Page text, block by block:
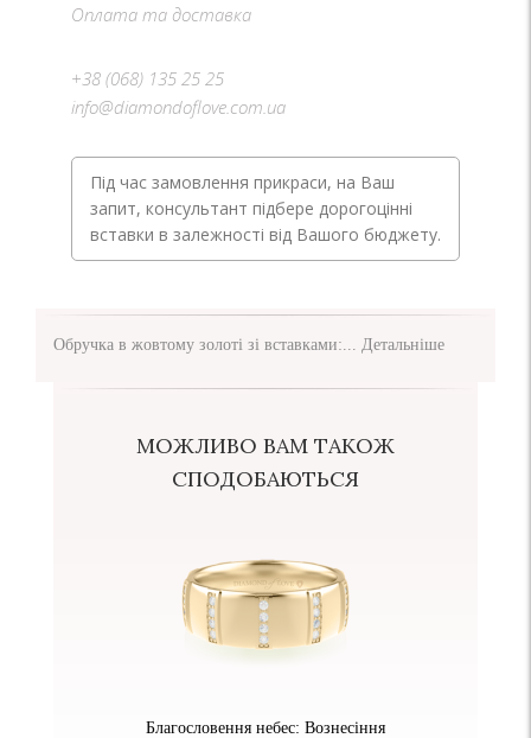
Оплата та доставка
+38 (068) 135 25 25
info@diamondoflove.com.ua
Під час замовлення прикраси, на Ваш
запит, консультант підбере дорогоцінні
вставки в залежності від Вашого бюджету.
Обручка в жовтому золоті зі вставками:... Детальніше
МОЖЛИВО ВАМ ТАКОЖ
СПОДОБАЮТЬСЯ
Благословення небес: Вознесіння